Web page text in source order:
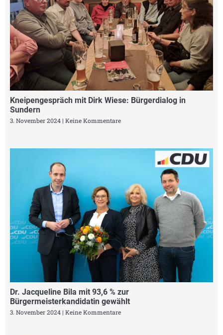
Kneipengespräch mit Dirk Wiese: Bürgerdialog in
Sundern
3. November 2024 Keine Kommentare
Dr. Jacqueline Bila mit 93,6 % zur
Bürgermeisterkandidatin gewählt
3. November 2024 Keine Kommentare